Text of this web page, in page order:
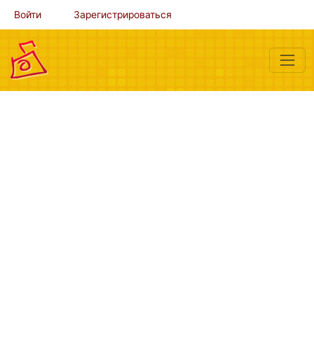
Войти Зарегистрироваться